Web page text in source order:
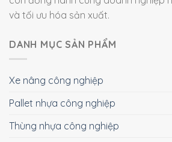
và tối ưu hóa sản xuất.
DANH MỤC SẢN PHẨM
Xe nâng công nghiệp
Pallet nhựa công nghiệp
Thùng nhựa công nghiệp